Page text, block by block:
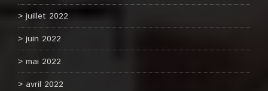
juillet 2022
juin 2022
mai 2022
avril 2022